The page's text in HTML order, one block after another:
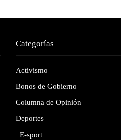
Categorías
Activismo
Bonos de Gobierno
Columna de Opinión
Deportes
E-sport